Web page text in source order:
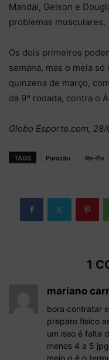
Mandai, Gelson e
problemas musculares.
Os dois primeiros
semana, mas o meia
quinzena de março,
da 9ª rodada, contra o
Globo Esporte.com,
TAGS Parazão Re-Pa
1
mariano
bora contratar
preparo fisico
um isso é falta
menos 4 a 5
meio q é o